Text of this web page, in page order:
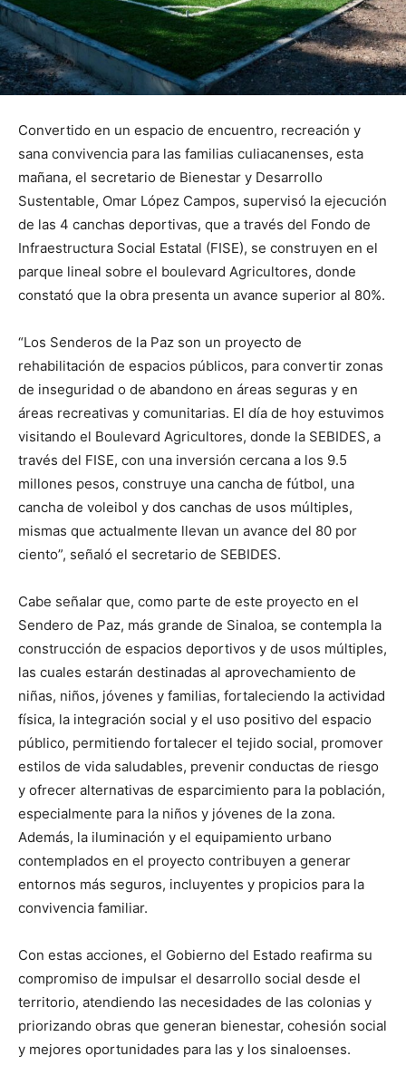
Convertido en un espacio de encuentro, recreación y
sana convivencia para las familias culiacanenses, esta
mañana, el secretario de Bienestar y Desarrollo
Sustentable, Omar López Campos, supervisó la ejecución
de las 4 canchas deportivas, que a través del Fondo de
Infraestructura Social Estatal (FISE), se construyen en el
parque lineal sobre el boulevard Agricultores, donde
constató que la obra presenta un avance superior al 80%.
“Los Senderos de la Paz son un proyecto de
rehabilitación de espacios públicos, para convertir zonas
de inseguridad o de abandono en áreas seguras y en
áreas recreativas y comunitarias. El día de hoy estuvimos
visitando el Boulevard Agricultores, donde la SEBIDES, a
través del FISE, con una inversión cercana a los 9.5
millones pesos, construye una cancha de fútbol, una
cancha de voleibol y dos canchas de usos múltiples,
mismas que actualmente llevan un avance del 80 por
ciento”, señaló el secretario de SEBIDES.
Cabe señalar que, como parte de este proyecto en el
Sendero de Paz, más grande de Sinaloa, se contempla la
construcción de espacios deportivos y de usos múltiples,
las cuales estarán destinadas al aprovechamiento de
niñas, niños, jóvenes y familias, fortaleciendo la actividad
física, la integración social y el uso positivo del espacio
público, permitiendo fortalecer el tejido social, promover
estilos de vida saludables, prevenir conductas de riesgo
y ofrecer alternativas de esparcimiento para la población,
especialmente para la niños y jóvenes de la zona.
Además, la iluminación y el equipamiento urbano
contemplados en el proyecto contribuyen a generar
entornos más seguros, incluyentes y propicios para la
convivencia familiar.
Con estas acciones, el Gobierno del Estado reafirma su
compromiso de impulsar el desarrollo social desde el
territorio, atendiendo las necesidades de las colonias y
priorizando obras que generan bienestar, cohesión social
y mejores oportunidades para las y los sinaloenses.